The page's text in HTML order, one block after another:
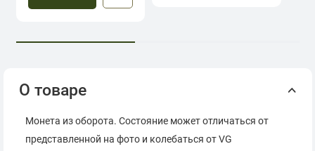
О товаре
Монета из оборота. Состояние может отличаться от
представленной на фото и колебаться от VG